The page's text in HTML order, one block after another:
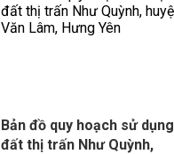
Bản đồ quy hoạch sử dụng
đất thị trấn Như Quỳnh,